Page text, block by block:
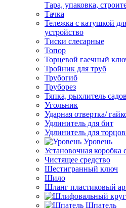
Тара, упаковка,
Тачка
Тележка с катушкой
устройство
Тиски слесарные
Топор
Торцевой гаечный
Тройник для труб
Трубогиб
Труборез
Тяпка, рыхлитель
Угольник
Ударная отвертка/
Удлинитель для бит
Удлинитель для
Уровень
Установочная коробка
Чистящее средство
Шестигранный ключ
Шило
Шланг пластиковый
Шпатель